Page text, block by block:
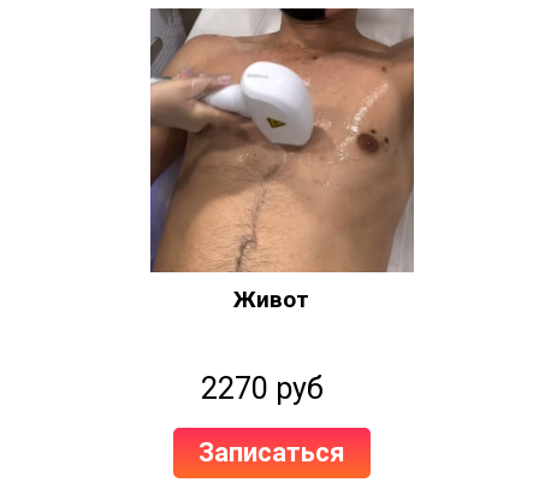
Живот
2270 руб
Записаться